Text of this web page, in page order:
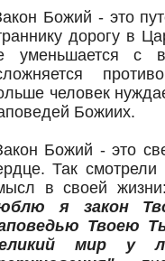
Божий - это
дорогу в
уменьшается с
человек
Божиих.
Божий - это
Так
в своей
я закон
Твоею
мир у